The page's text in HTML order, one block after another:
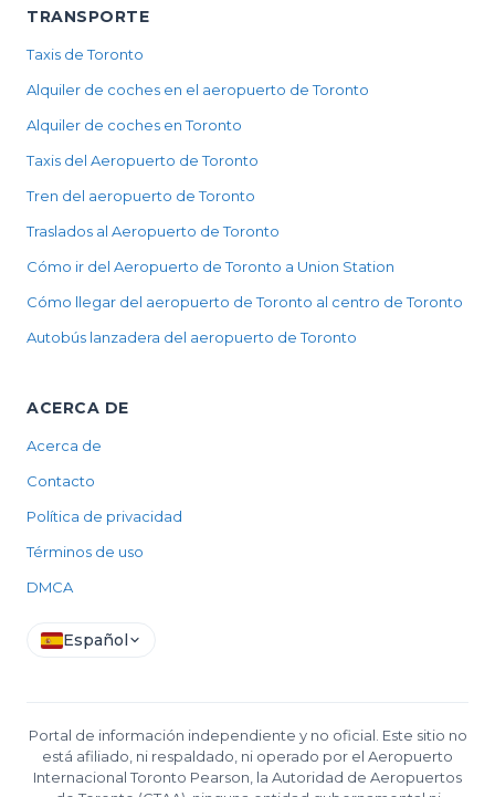
TRANSPORTE
Taxis de Toronto
Alquiler de coches en el aeropuerto de Toronto
Alquiler de coches en Toronto
Taxis del Aeropuerto de Toronto
Tren del aeropuerto de Toronto
Traslados al Aeropuerto de Toronto
Cómo ir del Aeropuerto de Toronto a Union Station
Cómo llegar del aeropuerto de Toronto al centro de Toronto
Autobús lanzadera del aeropuerto de Toronto
ACERCA DE
Acerca de
Contacto
Política de privacidad
Términos de uso
DMCA
Español
Portal de información independiente y no oficial. Este sitio no
está afiliado, ni respaldado, ni operado por el Aeropuerto
Internacional Toronto Pearson, la Autoridad de Aeropuertos